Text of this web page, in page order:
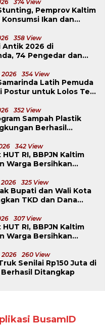
374 View
Pemprov Kaltim
Ikan dan
358 View
Antik 2026 di
74 Pengedar dan
2026 354 View
Latih Pemuda
Postur untuk Lolos Tes
352 View
Sampah Plastik
Berhasil
342 View
RI, BBPJN Kaltim
Warga Bersihkan
325 View
Bupati dan Wali Kota
TKD dan Dana
307 View
RI, BBPJN Kaltim
Warga Bersihkan
2026 260 View
Senilai Rp150 Juta di
Berhasil Ditangkap
BusamID